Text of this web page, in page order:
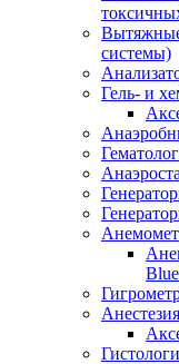
системы)
Гель- и